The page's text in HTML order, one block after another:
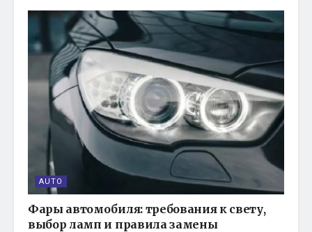
AUTO
Фары автомобиля: требования к свету,
выбор ламп и правила замены